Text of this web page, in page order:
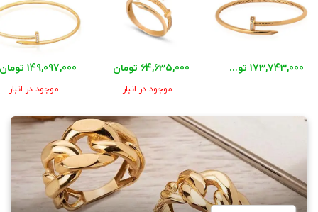
173,743,000 تومان 64,635,000 تومان
موجود در انبار
149,097,000 تومان
موجود در انبار